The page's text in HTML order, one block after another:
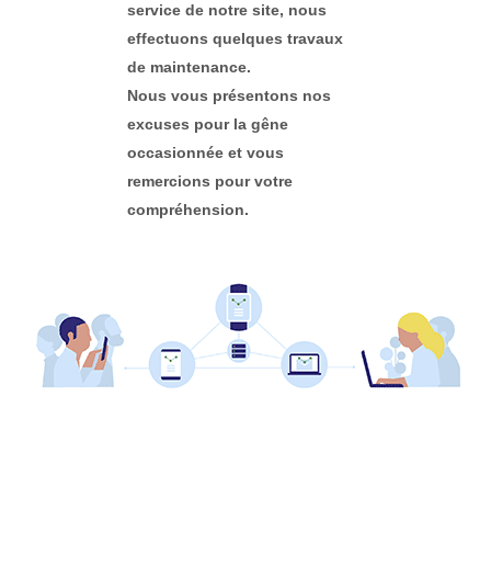
service de notre site, nous
effectuons quelques travaux
de maintenance.
Nous vous présentons nos
excuses pour la gêne
occasionnée et vous
remercions pour votre
compréhension.